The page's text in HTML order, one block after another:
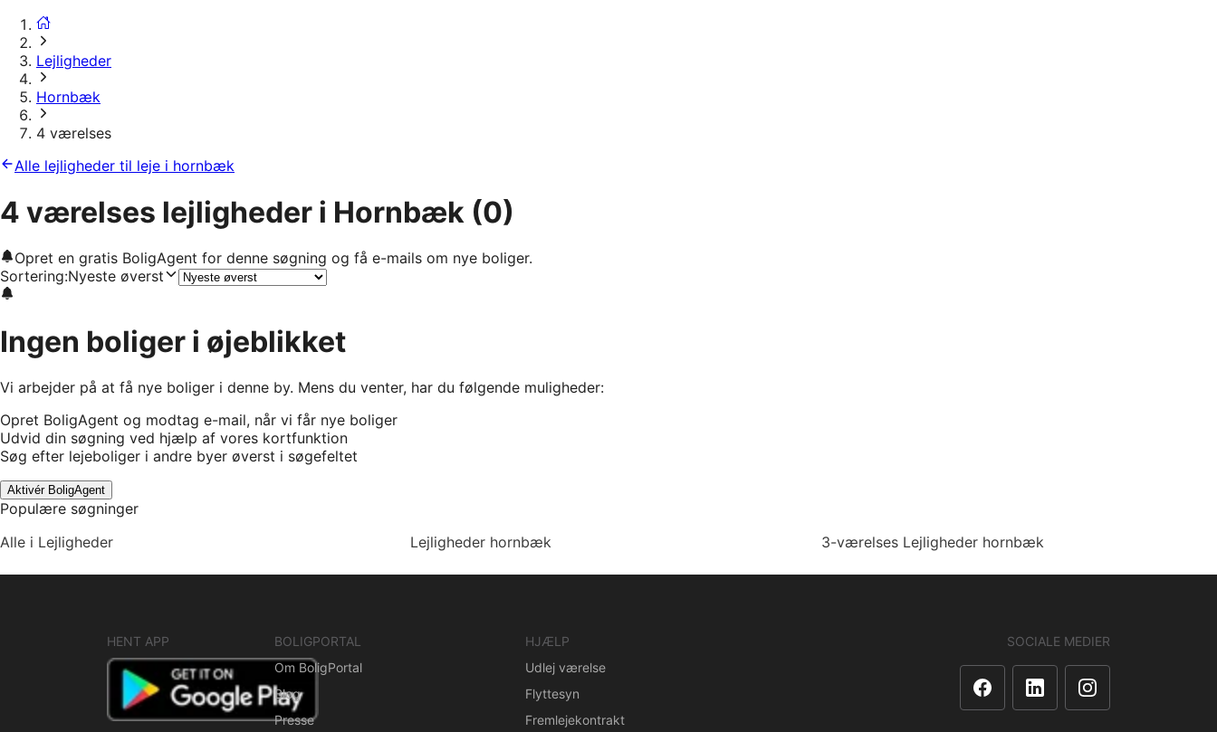
Lejligheder
Hornbæk
4 værelses
Alle lejligheder til leje i hornbæk
4 værelses lejligheder i Hornbæk (0)
Opret en gratis BoligAgent for denne søgning og få e-mails om nye boliger.
Sortering:Nyeste øverst
Ingen boliger i øjeblikket
Vi arbejder på at få nye boliger i denne by. Mens du venter, har du følgende muligheder:
Opret BoligAgent og modtag e-mail, når vi får nye boliger
Udvid din søgning ved hjælp af vores kortfunktion
Søg efter lejeboliger i andre byer øverst i søgefeltet
Aktivér BoligAgent
Populære søgninger
Alle i Lejligheder
Lejligheder hornbæk 3-værelses Lejligheder hornbæk
HENT APP
BOLIGPORTAL
Om BoligPortal
Blog
Presse
HJÆLP
Udlej værelse
Flyttesyn
Fremlejekontrakt
SOCIALE MEDIER